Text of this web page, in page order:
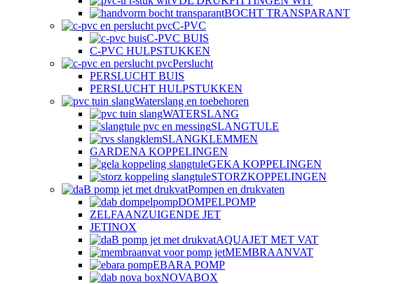
BOCHT TRANSPARANT
C-PVC
C-PVC BUIS
C-PVC HULPSTUKKEN
Perslucht
PERSLUCHT BUIS
PERSLUCHT HULPSTUKKEN
Waterslang en toebehoren
WATERSLANG
SLANGTULE
SLANGKLEMMEN
GARDENA KOPPELINGEN
GEKA KOPPELINGEN
STORZKOPPELINGEN
Pompen en drukvaten
DOMPELPOMP
ZELFAANZUIGENDE JET
JETINOX
AQUAJET MET VAT
MEMBRAANVAT
EBARA POMP
NOVABOX